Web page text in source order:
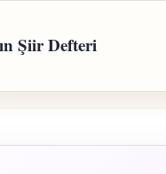
Şiir Defteri